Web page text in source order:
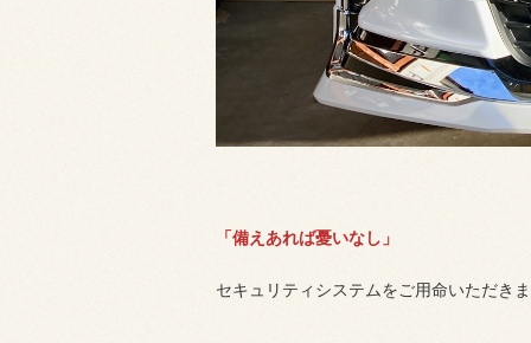
「備えあれば憂いなし」
セキュリティシステムをご用命いただき